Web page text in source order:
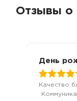
Отзывы о
День
Качество